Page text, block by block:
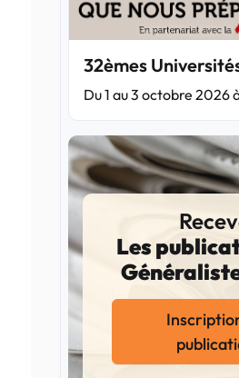
32èmes
Du 1 au 3 octobre 2026
Les